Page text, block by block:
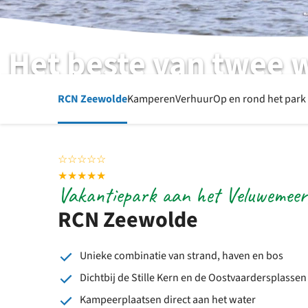
Het beste van twee
RCN Zeewolde | Flevoland | Zeewolde
RCN ZeewoldeKamperenVerhuurOp en rond het park
☆☆☆☆☆
★★★★★
RCN Zeewolde
Vakantiepark aan het
Unieke combinatie van strand, haven en bos
Dichtbij de Stille Kern en de Oostvaardersplassen
Kampeerplaatsen direct aan het water